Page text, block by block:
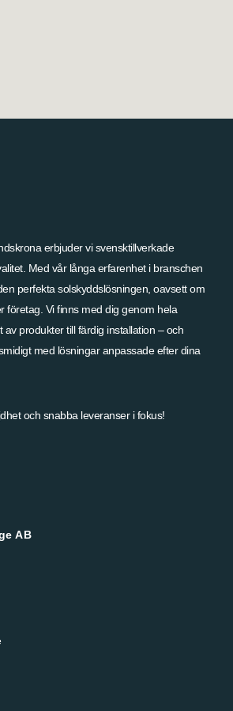
erbjuder vi svensktillverkade
Med vår långa erfarenhet i branschen
perfekta solskyddslösningen, oavsett om
företag. Vi finns med dig genom hela
av produkter till färdig installation – och
med lösningar anpassade efter dina
och snabba leveranser i fokus!
AB